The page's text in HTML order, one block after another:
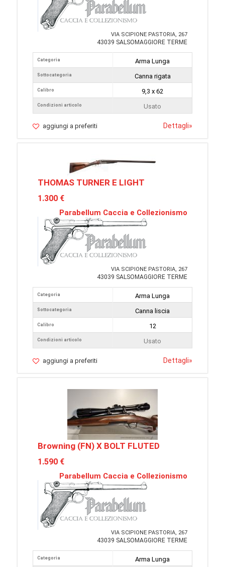
VIA SCIPIONE PASTORIA, 267
43039 SALSOMAGGIORE TERME
Categoria
Sottocategoria
Calibro
Condizioni articolo
Arma Lunga
Canna rigata
9,3 x 62
Usato
aggiungi a preferiti Dettagli»
THOMAS TURNER E LIGHT
1.300 €
Parabellum Caccia e Collezionismo
VIA SCIPIONE PASTORIA, 267
43039 SALSOMAGGIORE TERME
Categoria
Sottocategoria
Calibro
Condizioni articolo
Arma Lunga
Canna liscia
12
Usato
aggiungi a preferiti Dettagli»
Browning (FN) X BOLT FLUTED
1.590 €
Parabellum Caccia e Collezionismo
VIA SCIPIONE PASTORIA, 267
43039 SALSOMAGGIORE TERME
Categoria Arma Lunga